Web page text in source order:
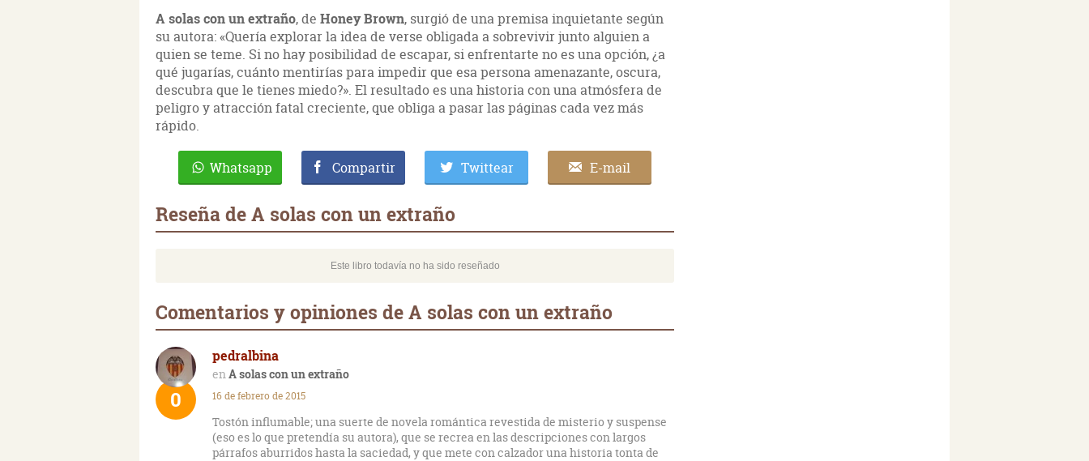
A solas con un extraño, de Honey Brown, surgió de una premisa inquietante según
su autora: «Quería explorar la idea de verse obligada a sobrevivir junto alguien a
quien se teme. Si no hay posibilidad de escapar, si enfrentarte no es una opción, ¿a
qué jugarías, cuánto mentirías para impedir que esa persona amenazante, oscura,
descubra que le tienes miedo?». El resultado es una historia con una atmósfera de
peligro y atracción fatal creciente, que obliga a pasar las páginas cada vez más
rápido.
Whatsapp Compartir Twittear E-mail
Reseña de A solas con un extraño
Este libro todavía no ha sido reseñado
Comentarios y opiniones de A solas con un extraño
pedralbina
A solas con un extraño
0 16 de febrero de 2015
Tostón influmable; una suerte de novela romántica revestida de misterio y suspense
(eso es lo que pretendía su autora), que se recrea en las descripciones con largos
párrafos aburridos hasta la saciedad, y que mete con calzador una historia tonta de